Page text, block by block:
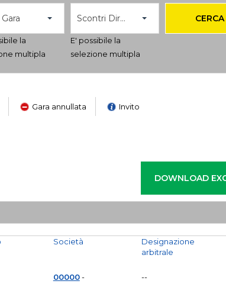
la
multipla
Scontri Diretti
E' possibile la
selezione multipla
CERCA
Gara annullata Invito
Società
00000-
Designazione
arbitrale
--